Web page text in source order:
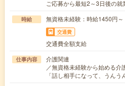
ご応募から最短2～3日後の就
時給 無資格未経験：時給1450円
交通費
交通費全額支給
仕事内容
介護関連
／無資格未経験から始める介
「話し相手になって、うん